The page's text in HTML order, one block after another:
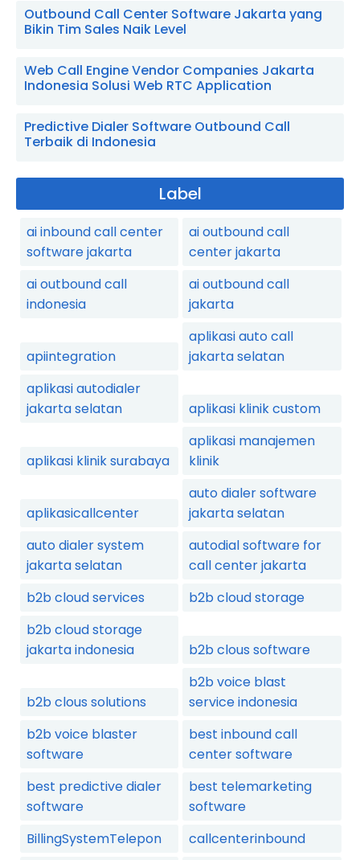
Outbound Call Center Software Jakarta yang
Bikin Tim Sales Naik Level
Web Call Engine Vendor Companies Jakarta
Indonesia Solusi Web RTC Application
Predictive Dialer Software Outbound Call
Terbaik di Indonesia
Label
ai inbound call center
software jakarta
ai outbound call
center jakarta
ai outbound call
indonesia
ai outbound call
jakarta
apiintegration
aplikasi auto call
jakarta selatan
aplikasi autodialer
jakarta selatan
aplikasi klinik custom
aplikasi klinik surabaya
aplikasi manajemen
klinik
aplikasicallcenter
auto dialer software
jakarta selatan
auto dialer system
jakarta selatan
autodial software for
call center jakarta
b2b cloud services
b2b cloud storage
b2b cloud storage
jakarta indonesia
b2b clous software
b2b clous solutions
b2b voice blast
service indonesia
b2b voice blaster
software
best inbound call
center software
best predictive dialer
software
best telemarketing
software
BillingSystemTelepon
callcenterinbound